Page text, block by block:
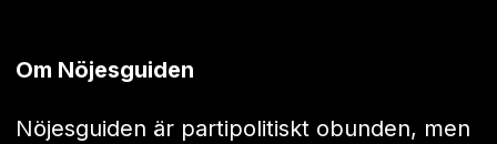
Om Nöjesguiden
Nöjesguiden är partipolitiskt obunden, men